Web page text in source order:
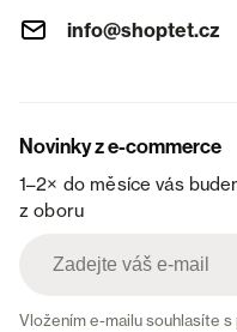
info@shoptet.cz
Novinky z e-commerce
1–2× do měsíce vás
z oboru
Vložením e-mailu souhlasíte s